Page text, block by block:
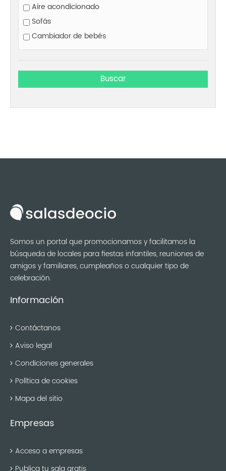
Aire acondicionado
Sofás
Cambiador de bebés
Somos un portal que promocionamos y facilitamos la
búsqueda de locales para fiestas infantiles, reuniones de
amigos y familiares, cumpleaños o cualquier tipo de
celebración.
Información
Contáctanos
Aviso legal
Condiciones generales
Política de cookies
Mapa del sitio
Empresas
Acceso a empresas